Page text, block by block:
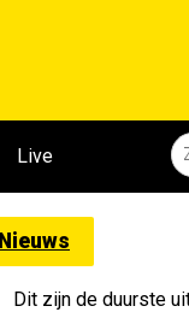
Live
Nieuws
Dit zijn de duurste